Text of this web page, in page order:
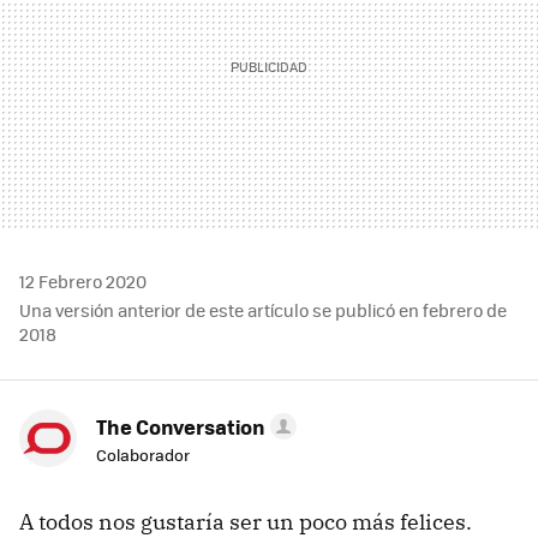
12 Febrero 2020
Una versión anterior de este artículo se publicó en febrero de
2018
The Conversation
Colaborador
A todos nos gustaría ser un poco más felices.